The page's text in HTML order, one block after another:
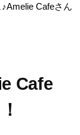
Cafeさん
Cafe